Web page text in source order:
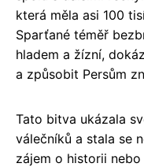
která měla asi 100
Sparťané téměř
hladem a žízní,
a způsobit Persům
Tato bitva ukázala
válečníků a stala se
zájem o historii